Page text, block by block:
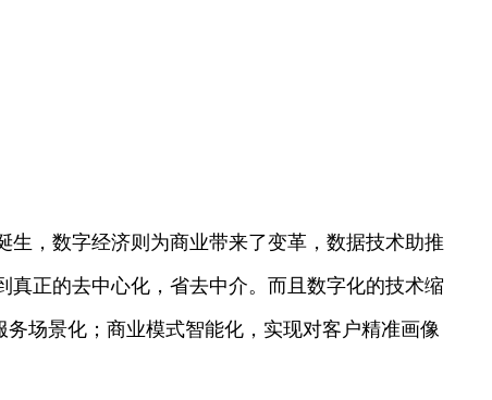
，数字经济则为商业带来了变革，数据技术助推
正的去中心化，省去中介。而且数字化的技术缩
场景化；商业模式智能化，实现对客户精准画像